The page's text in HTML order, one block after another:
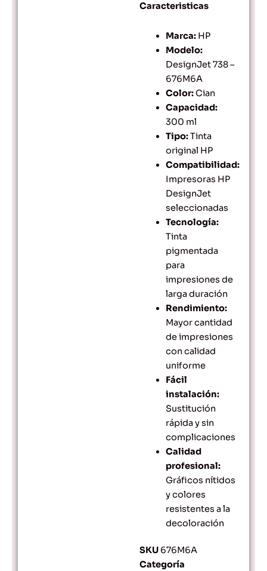
Caracteristicas
Marca:HP
Modelo:
DesignJet 738 –
676M6A
Color:Cian
Capacidad:
300 ml
Tipo:Tinta
original HP
Compatibilidad:
Impresoras HP
DesignJet
seleccionadas
Tecnología:
Tinta
pigmentada
para
impresiones de
larga duración
Rendimiento:
Mayor cantidad
de impresiones
con calidad
uniforme
Fácil
instalación:
Sustitución
rápida y sin
complicaciones
Calidad
profesional:
Gráficos nítidos
y colores
resistentes a la
decoloración
SKU 676M6A
Categoría